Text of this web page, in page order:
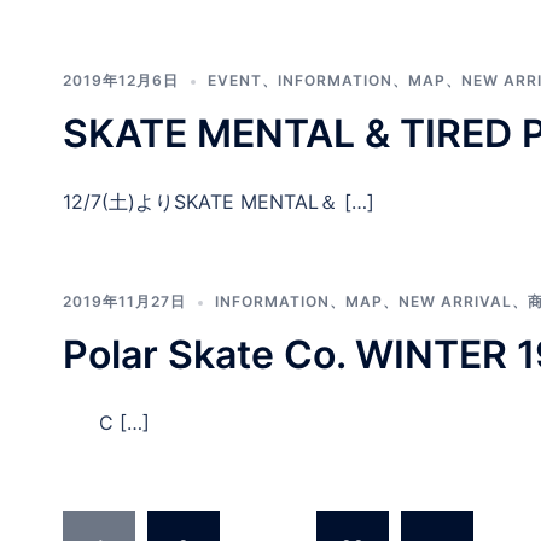
2019年12月6日 EVENT、 INFORMATION 、 MAP 、 NEW
SKATE MENTAL & TIRED
12/7(土)よりSKATE MENTAL＆ […]
2019年11月27日 INFORMATION 、 MAP 、 NEW ARRIVAL、
Polar Skate Co. WINTER
C […]